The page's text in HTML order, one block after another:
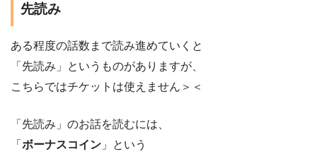
先読み
ある程度の話数まで読み進めていくと
「先読み」というものがありますが、
こちらではチケットは使えません＞＜
「先読み」のお話を読むには、
「 ボーナスコイン 」という